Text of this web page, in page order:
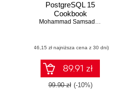
PostgreSQL 15
Cookbook
Mohammad Samsad Hussain
(46,15 zł najniższa cena z 30 dni)
89.91 zł
99.90 zł (-10%)